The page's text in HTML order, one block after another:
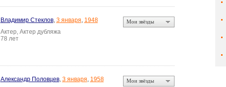
Владимир Стеклов, 3 января, 1948
Актер, Актер дубляжа
78 лет
Мои звёзды
Александр Половцев, 3 января, 1958
Мои звёзды